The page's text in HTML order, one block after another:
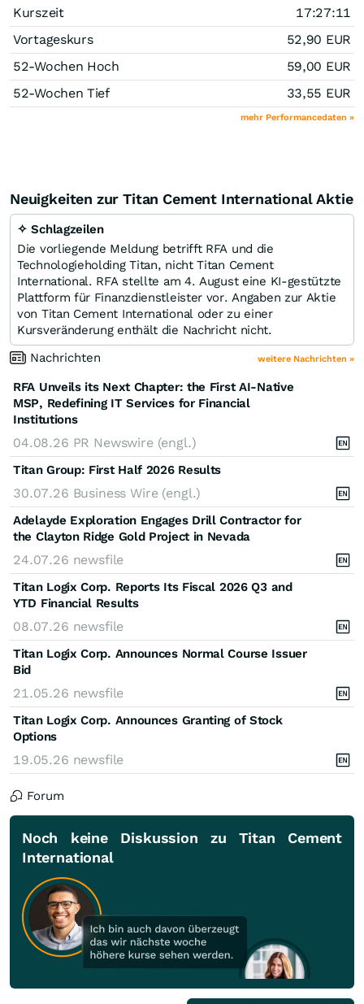
Kurszeit
17:27:11
Vortageskurs
52,90 EUR
52-Wochen Hoch
59,00 EUR
52-Wochen Tief
33,55 EUR
mehr Performancedaten »
Neuigkeiten zur Titan Cement International Aktie
✧ Schlagzeilen
Die vorliegende Meldung betrifft RFA und die
Technologieholding Titan, nicht Titan Cement
International. RFA stellte am 4. August eine KI-gestützte
Plattform für Finanzdienstleister vor. Angaben zur Aktie
von Titan Cement International oder zu einer
Kursveränderung enthält die Nachricht nicht.
Nachrichten
weitere Nachrichten »
RFA Unveils its Next Chapter: the First AI-Native
MSP, Redefining IT Services for Financial
Institutions
04.08.26 PR Newswire (engl.)
Titan Group: First Half 2026 Results
30.07.26 Business Wire (engl.)
Adelayde Exploration Engages Drill Contractor for
the Clayton Ridge Gold Project in Nevada
24.07.26 newsfile
Titan Logix Corp. Reports Its Fiscal 2026 Q3 and
YTD Financial Results
08.07.26 newsfile
Titan Logix Corp. Announces Normal Course Issuer
Bid
21.05.26 newsfile
Titan Logix Corp. Announces Granting of Stock
Options
19.05.26 newsfile
Forum
Noch keine Diskussion zu Titan Cement
International